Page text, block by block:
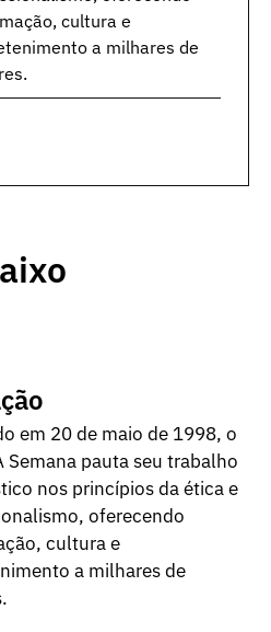
cultura e
a milhares de
em 20 de maio de 1998, o
Semana pauta seu trabalho
nos princípios da ética e
oferecendo
cultura e
a milhares de